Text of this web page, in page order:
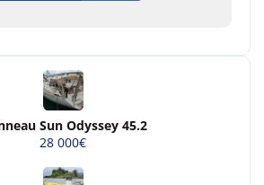
Sun Odyssey 45.2
28 000€